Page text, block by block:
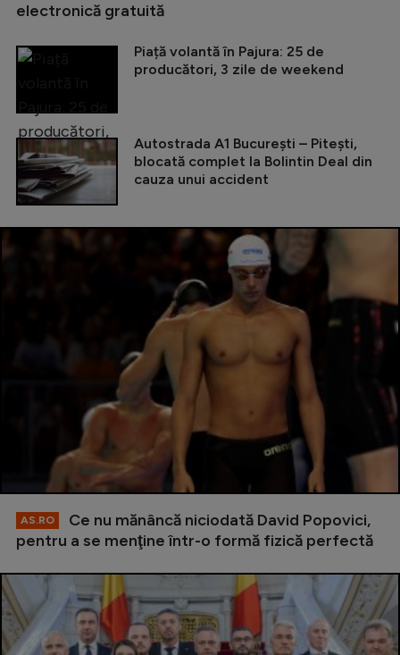
electronică gratuită
Piață volantă în Pajura: 25 de
producători, 3 zile de weekend
Autostrada A1 București – Pitești,
blocată complet la Bolintin Deal din
cauza unui accident
AS.RO
Ce nu mănâncă niciodată David Popovici,
pentru a se menţine într-o formă fizică perfectă